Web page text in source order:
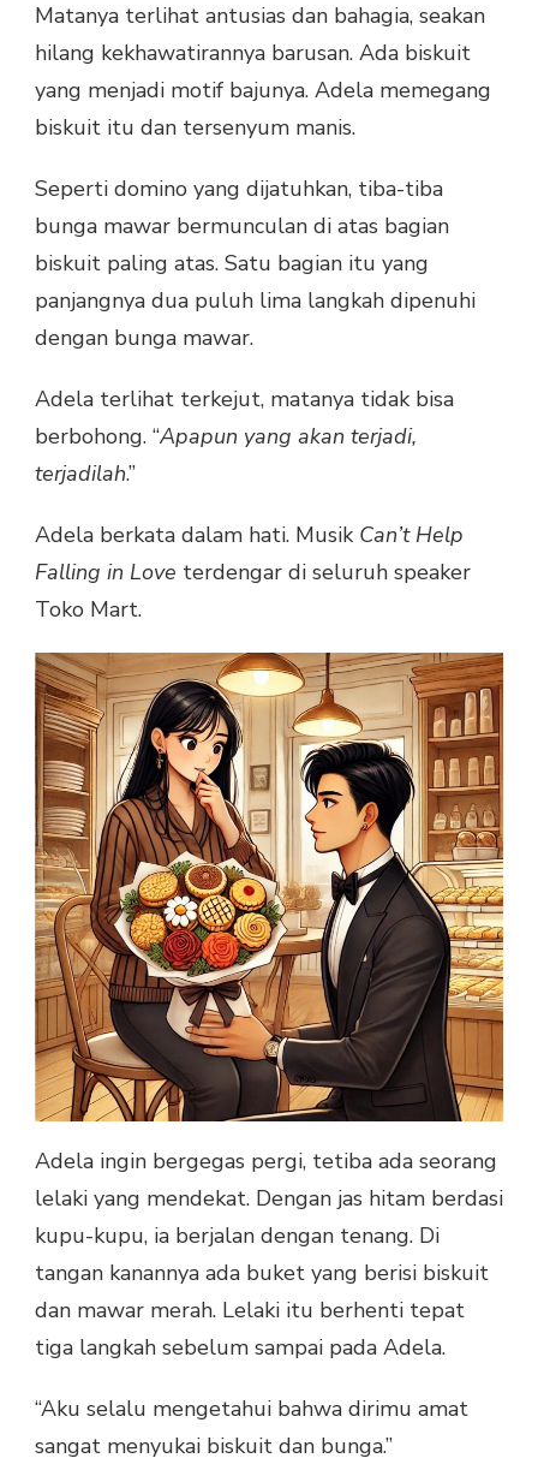
Matanya terlihat antusias dan bahagia, seakan
hilang kekhawatirannya barusan. Ada biskuit
yang menjadi motif bajunya. Adela memegang
biskuit itu dan tersenyum manis.
Seperti domino yang dijatuhkan, tiba-tiba
bunga mawar bermunculan di atas bagian
biskuit paling atas. Satu bagian itu yang
panjangnya dua puluh lima langkah dipenuhi
dengan bunga mawar.
Adela terlihat terkejut, matanya tidak bisa
berbohong. “Apapun yang akan terjadi,
terjadilah.”
Adela berkata dalam hati. Musik Can’t Help
Falling in Love terdengar di seluruh speaker
Toko Mart.
Adela ingin bergegas pergi, tetiba ada seorang
lelaki yang mendekat. Dengan jas hitam berdasi
kupu-kupu, ia berjalan dengan tenang. Di
tangan kanannya ada buket yang berisi biskuit
dan mawar merah. Lelaki itu berhenti tepat
tiga langkah sebelum sampai pada Adela.
“Aku selalu mengetahui bahwa dirimu amat
sangat menyukai biskuit dan bunga.”